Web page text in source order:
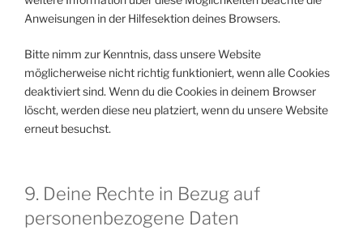
Anweisungen in der Hilfesektion deines Browsers.
Bitte nimm zur Kenntnis, dass unsere Website
möglicherweise nicht richtig funktioniert, wenn alle Cookies
deaktiviert sind. Wenn du die Cookies in deinem Browser
löscht, werden diese neu platziert, wenn du unsere Website
erneut besuchst.
9. Deine Rechte in Bezug auf
personenbezogene Daten